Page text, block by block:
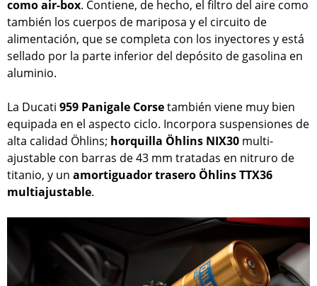
como air-box. Contiene, de hecho, el filtro del aire como
también los cuerpos de mariposa y el circuito de
alimentación, que se completa con los inyectores y está
sellado por la parte inferior del depósito de gasolina en
aluminio.
La Ducati 959 Panigale Corsetambién viene muy bien
equipada en el aspecto ciclo. Incorpora suspensiones de
alta calidad Öhlins; horquilla Öhlins NIX30 multi-
ajustable con barras de 43 mm tratadas en nitruro de
titanio, y un amortiguador trasero Öhlins TTX36
multiajustable.